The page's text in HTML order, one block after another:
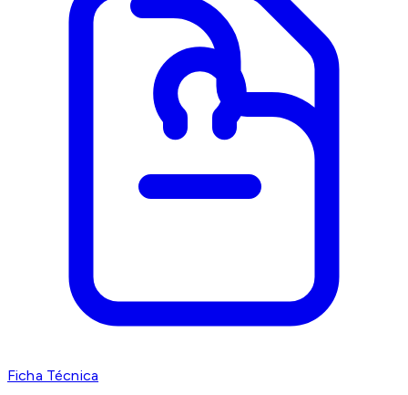
Ficha Técnica